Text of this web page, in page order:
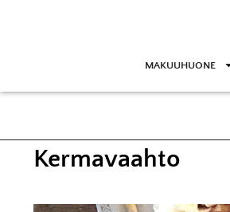
MAKUUHUONE
Kermavaahto